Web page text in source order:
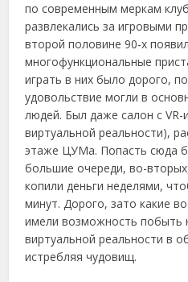
по современным меркам
развлекались за игровыми
второй половине 90-х
многофункциональные
играть в них было дорого,
удовольствие могли в
людей. Был даже салон с
виртуальной реальности),
этаже ЦУМа. Попасть сюда
большие очереди, во-
копили деньги неделями,
минут. Дорого, зато какие
имели возможность побыть
виртуальной реальности в
истребляя чудовищ.